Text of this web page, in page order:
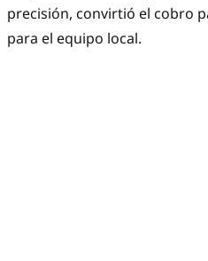
precisión, convirtió el cobro
para el equipo local.